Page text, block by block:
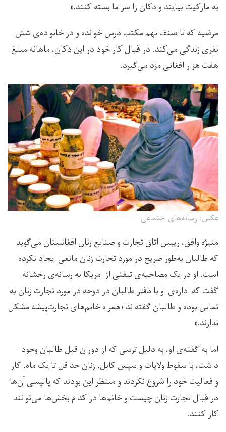
به مارکیت بیایند و دکان را سر ما بسته کنند.»
مرضیه که تا صنف نهم مکتب درس خوانده و در خانواده‌ی شش
نفری زندگی می‌کند، در قبال کار خود در این دکان، ماهانه مبلغ
هفت هزار افغانی مزد می‌گیرد.
عکس: رسانه‌های اجتماعی
منیژه وافق، رییس اتاق تجارت و صنایع زنان افغانستان می‌گوید
که طالبان به‌طور صریح در مورد تجارت زنان مانعی ایجاد نکرده
است. او در یک مصاحبه‌ی تلفنی از امریکا به رسانه‌ی رخشانه
گفت که اداره‌ی او با دفتر طالبان در دوحه در مورد تجارت زنان به
تماس بوده و طالبان گفته‌اند «همراه خانم‌های تجارت‌پیشه مشکل
ندارند.»
اما به گفته‌ی او، به دلیل ترسی که از دوران قبل طالبان وجود
داشت، با سقوط ولایات و سپس کابل، زنان حداقل تا یک ماه، کار
و فعالیت خود را شروع نکردند و منتظر این بودند که پالیسی آن‌ها
در قبال تجارت زنان چیست و خانم‌ها در کدام بخش‌ها می‌توانند
کار کنند.